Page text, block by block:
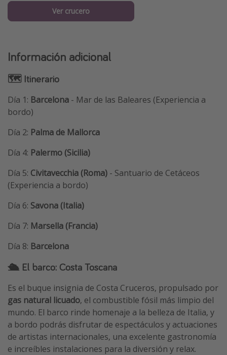
Ver crucero
Información adicional
🗺 Itinerario
Día 1: Barcelona - Mar de las Baleares (Experiencia a
bordo)
Día 2: Palma de Mallorca
Día 4: Palermo (Sicilia)
Día 5: Civitavecchia (Roma) - Santuario de Cetáceos
(Experiencia a bordo)
Día 6: Savona (Italia)
Día 7: Marsella (Francia)
Día 8: Barcelona
🛳️ El barco: Costa Toscana
Es el buque insignia de Costa Cruceros, propulsado por
gas natural licuado, el combustible fósil más limpio del
mundo. El barco rinde homenaje a la belleza de Italia, y
a bordo podrás disfrutar de espectáculos y actuaciones
de artistas internacionales, una excelente gastronomía
e increíbles instalaciones para la diversión y relax.